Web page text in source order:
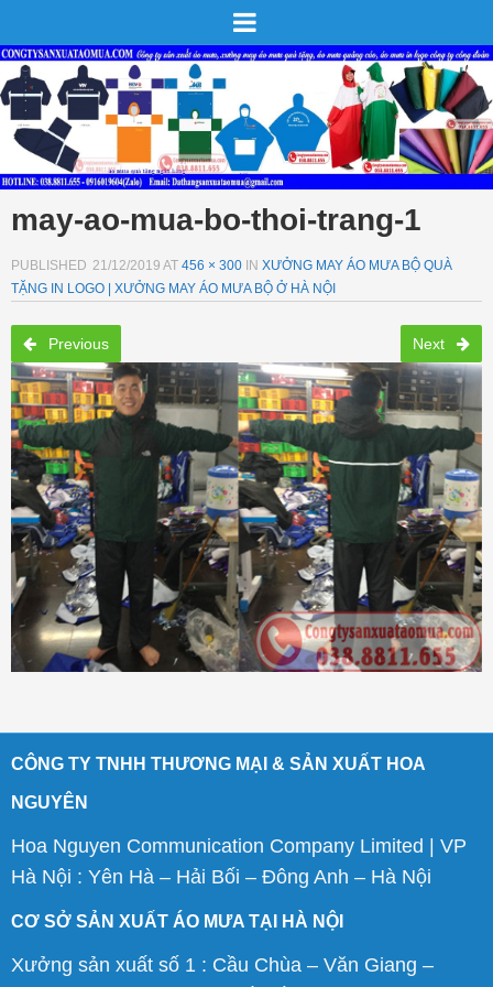
may-ao-mua-bo-thoi-trang-1
PUBLISHED 21/12/2019 AT 456 × 300 IN XƯỞNG MAY ÁO MƯA BỘ QUÀ
TẶNG IN LOGO | XƯỞNG MAY ÁO MƯA BỘ Ở HÀ NỘI
Previous Next
CÔNG TY TNHH THƯƠNG MẠI & SẢN XUẤT HOA
NGUYÊN
Hoa Nguyen Communication Company Limited | VP
Hà Nội : Yên Hà – Hải Bối – Đông Anh – Hà Nội
CƠ SỞ SẢN XUẤT ÁO MƯA TẠI HÀ NỘI
Xưởng sản xuất số 1 : Cầu Chùa – Văn Giang –